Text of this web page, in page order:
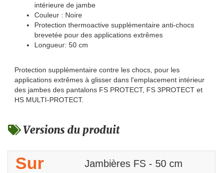
intérieure de jambe
Couleur : Noire
Protection thermoactive supplémentaire anti-chocs
brevetée pour des applications extrêmes
Longueur: 50 cm
Protection supplémentaire contre les chocs, pour les
applications extrêmes à glisser dans l'emplacement intérieur
des jambes des pantalons FS PROTECT, FS 3PROTECT et
HS MULTI-PROTECT.
Versions du produit
Sur
Jambières FS - 50 cm